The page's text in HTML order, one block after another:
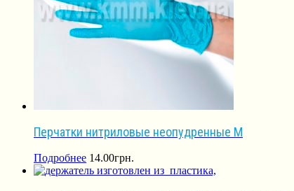
Перчатки нитриловые неопудренные М
Подробнее 14.00грн.